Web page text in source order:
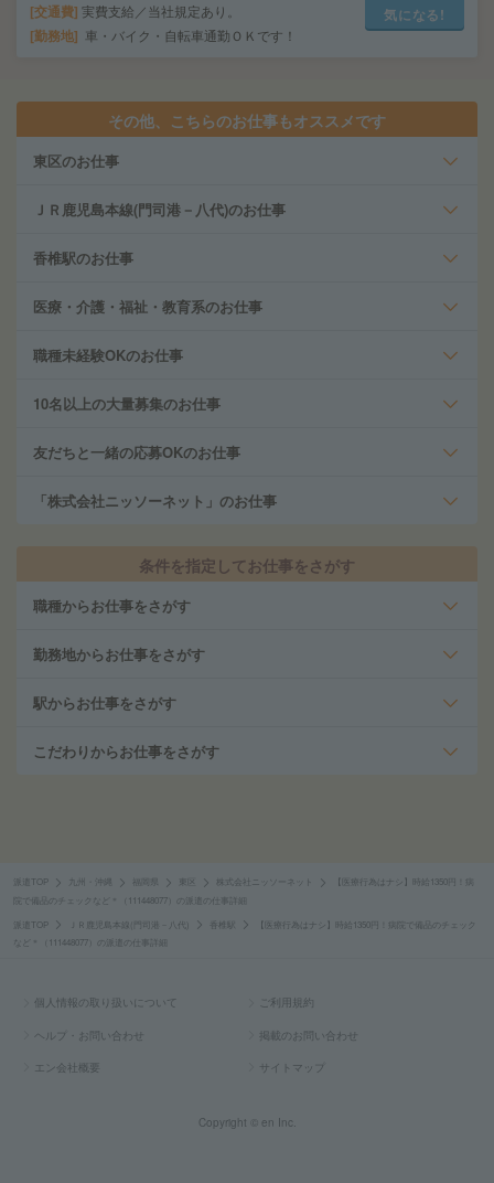
交通費 実費支給／当社規定あり。
勤務地 車・バイク・自転車通勤ＯＫです！
気になる!
その他、こちらのお仕事もオススメです
東区のお仕事
ＪＲ鹿児島本線(門司港－八代)のお仕事
香椎駅のお仕事
医療・介護・福祉・教育系のお仕事
職種未経験OKのお仕事
10名以上の大量募集のお仕事
友だちと一緒の応募OKのお仕事
「株式会社ニッソーネット」のお仕事
条件を指定してお仕事をさがす
職種からお仕事をさがす
勤務地からお仕事をさがす
駅からお仕事をさがす
こだわりからお仕事をさがす
派遣TOP 九州・沖縄 福岡県 東区 株式会社ニッソーネット
【医療行為はナシ】時給1350円！病
院で備品のチェックなど＊（111448077）の派遣の仕事詳細
派遣TOP ＪＲ鹿児島本線(門司港－八代) 香椎駅
【医療行為はナシ】時給1350円！病院で備品のチェック
など＊（111448077）の派遣の仕事詳細
個人情報の取り扱いについて ご利用規約
ヘルプ・お問い合わせ 掲載のお問い合わせ
エン会社概要 サイトマップ
Copyright © en Inc.